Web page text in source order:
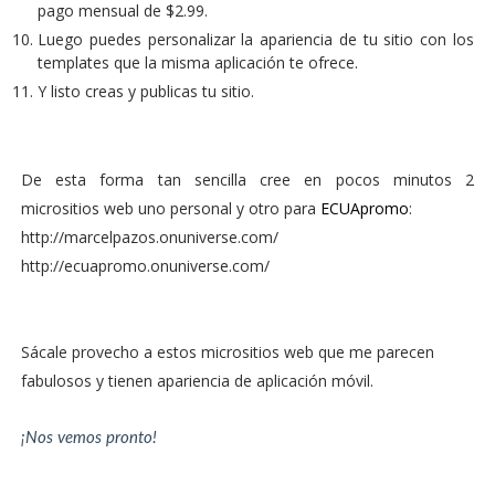
pago mensual de $2.99.
Luego puedes personalizar la apariencia de tu sitio con los
templates que la misma aplicación te ofrece.
Y listo creas y publicas tu sitio.
De esta forma tan sencilla cree en pocos minutos 2
micrositios web uno personal y otro para ECUApromo:
http://marcelpazos.onuniverse.com/
http://ecuapromo.onuniverse.com/
Sácale provecho a estos micrositios web que me parecen
fabulosos y tienen apariencia de aplicación móvil.
¡Nos vemos pronto!